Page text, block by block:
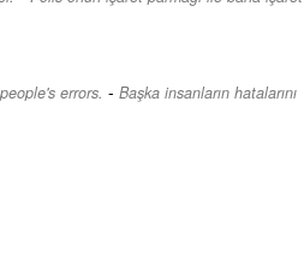
errors. - Başka insanların hatalarını